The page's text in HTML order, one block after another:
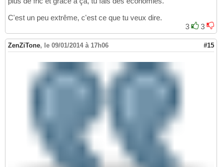
C'est un peu extrême, c'est ce que tu veux dire.
3
3
ZenZiTone, le 09/01/2014 à 17h06 #15